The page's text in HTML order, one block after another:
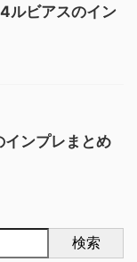
ルビアスのイン
インプレまとめ
検索